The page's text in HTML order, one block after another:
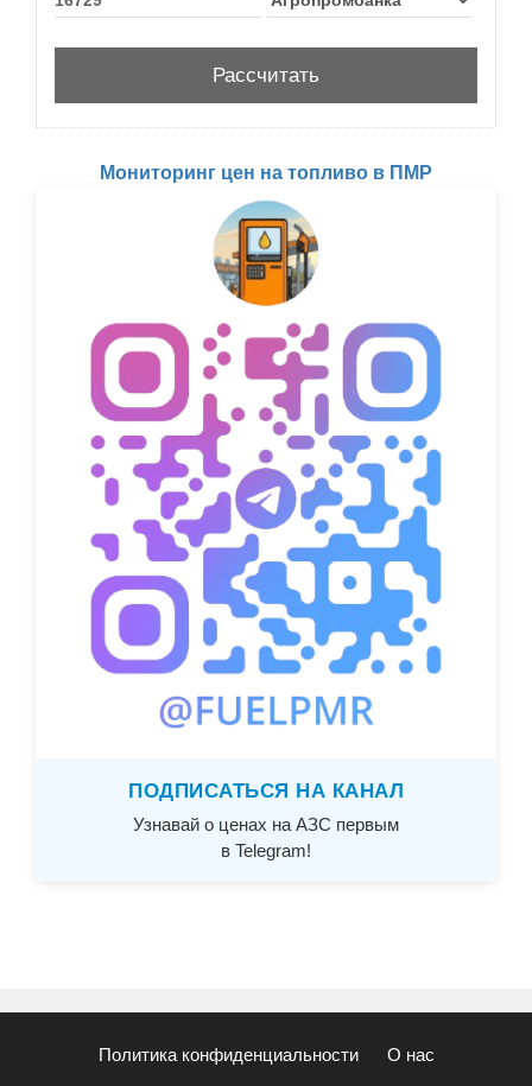
Мониторинг цен на топливо в ПМР
ПОДПИСАТЬСЯ НА КАНАЛ
Узнавай о ценах на АЗС первым
в Telegram!
Политика конфиденциальности О нас